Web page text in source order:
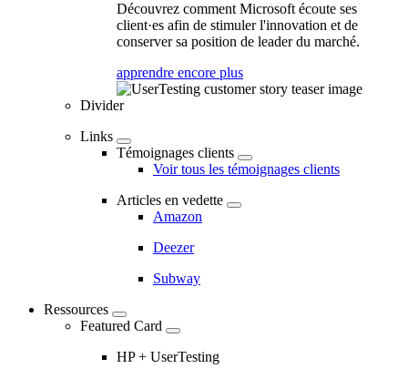
Découvrez comment Microsoft écoute ses
client·es afin de stimuler l'innovation et de
conserver sa position de leader du marché.
apprendre encore plus
Divider
Links
Témoignages clients
Voir tous les témoignages clients
Articles en vedette
Amazon
Deezer
Subway
Ressources
Featured Card
HP + UserTesting